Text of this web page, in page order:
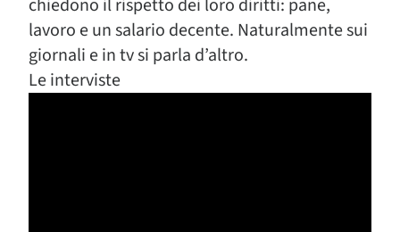
chiedono il rispetto dei loro diritti: pane,
lavoro e un salario decente. Naturalmente sui
giornali e in tv si parla d’altro.
Le interviste